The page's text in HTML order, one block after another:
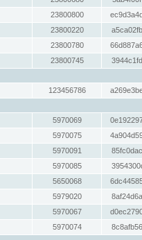
23800800
23800220
23800780
23800745
123456786
5970069
5970075
5970091
5970085
5650068
5979020
5970067
5970074